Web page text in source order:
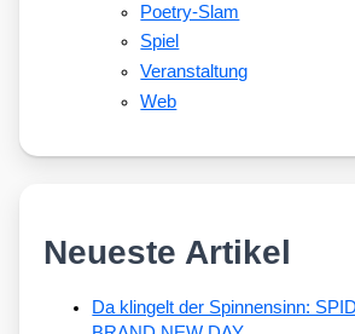
Poetry-Slam
Spiel
Veranstaltung
Web
Neueste Artikel
Da klingelt der Spinnensinn: